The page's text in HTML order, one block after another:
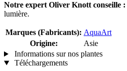
Notre expert Oliver Knott conseille :
lumière.
Marques (Fabricants): AquaArt
Origine:
Asie
Informations sur nos plantes
Téléchargements